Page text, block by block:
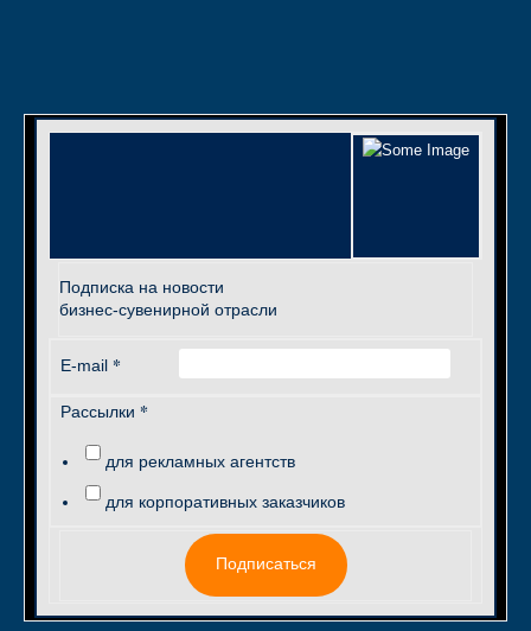
Подписка на новости
бизнес-сувенирной отрасли
E-mail *
Рассылки *
для рекламных агентств
для корпоративных заказчиков
Подписаться